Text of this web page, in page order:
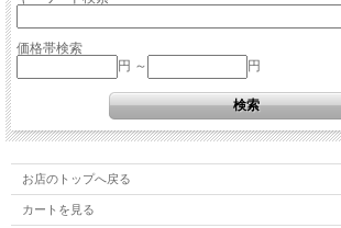
価格帯検索
円 ～
円
お店のトップへ戻る
カートを見る